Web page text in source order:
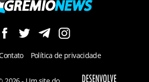
Política de privacidade